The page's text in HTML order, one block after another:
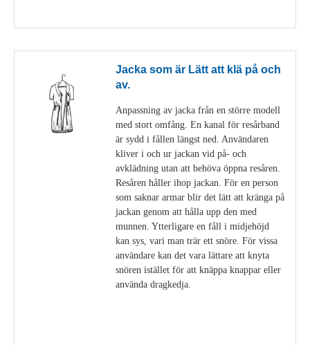
Jacka som är Lätt att klä på och
av.
Anpassning av jacka från en större modell
med stort omfång. En kanal för resårband
är sydd i fållen längst ned. Användaren
kliver i och ur jackan vid på- och
avklädning utan att behöva öppna resåren.
Resåren håller ihop jackan. För en person
som saknar armar blir det lätt att kränga på
jackan genom att hålla upp den med
munnen. Ytterligare en fåll i midjehöjd
kan sys, vari man trär ett snöre. För vissa
användare kan det vara lättare att knyta
snören istället för att knäppa knappar eller
använda dragkedja.